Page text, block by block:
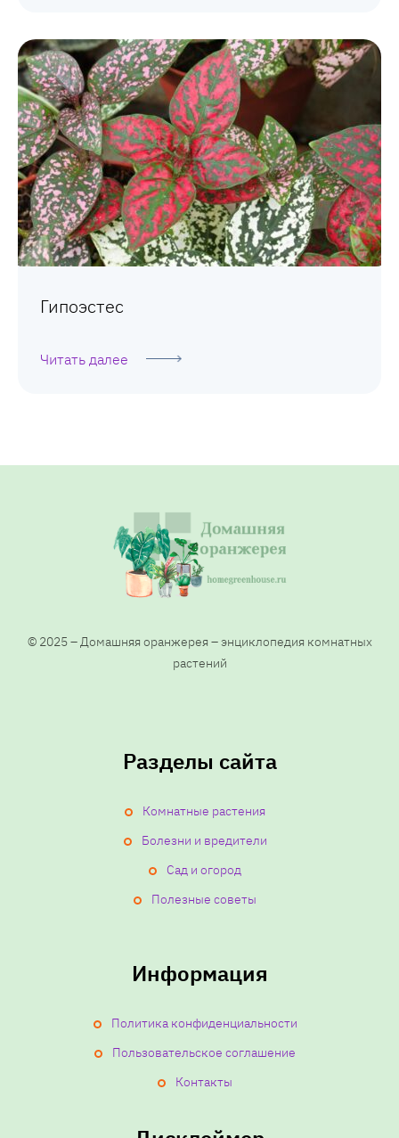
Гипоэстес
Читать далее
© 2025 – Домашняя оранжерея – энциклопедия комнатных
растений
Разделы сайта
Комнатные растения
Болезни и вредители
Сад и огород
Полезные советы
Информация
Политика конфиденциальности
Пользовательское соглашение
Контакты